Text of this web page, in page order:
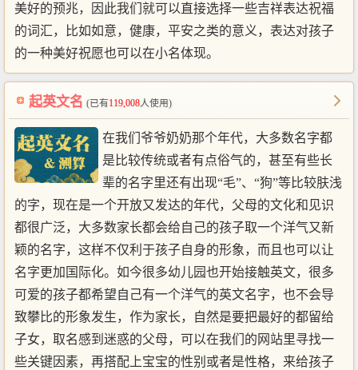
美好的预兆，因此我们就可以直接选择一些吉祥表达祝福
的词汇，比如如意，健康，平安之类的意义，表达对孩子
的一种美好祝愿也可以在小名体现。
起英文名 (已有119,008人使用)
在我们爷爷奶奶那个年代，大多数名字都
是比较传统或者有点俗气的，甚至有些长
辈的名字里还有出现“毛”、“狗”等比较肤浅
的字，现在是一个开放又发达的年代，父母的文化和见识
都很广泛，大多数家长都会给自己的孩子取一个洋气又新
颖的名字，这样不仅利于孩子自身的形象，而且也可以让
名字更加国际化。如今很多幼儿园也开始接触英文，很多
可爱的孩子都希望自己有一个洋气的英文名字，也不会导
致攀比的形象发生，作为家长，自然是要把最好的都留给
子女，取名感到迷惑的父母，可以在我们的网站里寻找一
些关键因素，再搭配上宝宝的性别或者是性格，来给孩子